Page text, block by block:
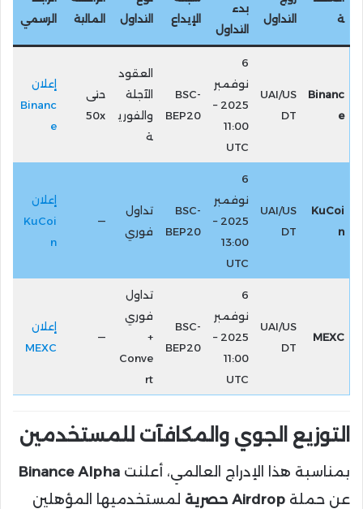
ة
التداول
بدء
التداول
الإيداع
التداول
المالية
الرسمي
Binanc
e
UAI/US
DT
6
نوفمبر
2025 –
11:00
UTC
BSC-
BEP20
العقود
الآجلة
والفوري
ة
حتى
50x
إعلان
Binanc
e
KuCoi
n
UAI/US
DT
6
نوفمبر
2025 –
13:00
UTC
BSC-
BEP20
تداول
فوري
—
إعلان
KuCoi
n
MEXC
UAI/US
DT
6
نوفمبر
2025 –
11:00
UTC
BSC-
BEP20
تداول
فوري
+
Conve
rt
—
إعلان
MEXC
التوزيع الجوي والمكافآت للمستخدمين
بمناسبة هذا الإدراج العالمي، أعلنت Binance Alpha
عن حملة Airdrop حصرية
لمستخدميها المؤهلين